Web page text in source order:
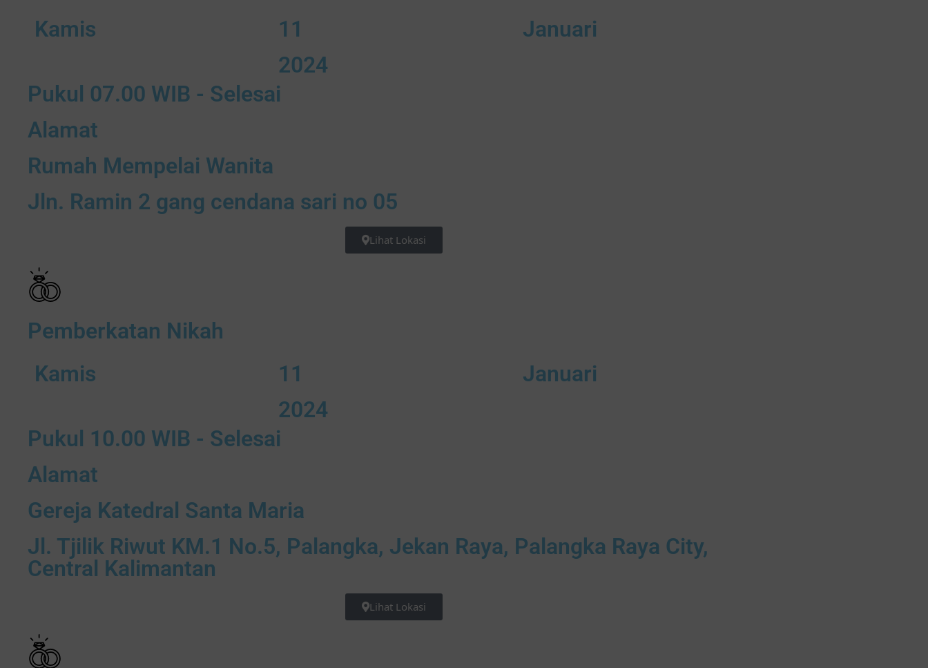
Kamis
11
2024
Januari
Pukul 07.00 WIB - Selesai
Alamat
Rumah Mempelai Wanita
Jln. Ramin 2 gang cendana sari no 05
Lihat Lokasi
Pemberkatan Nikah
Kamis
11
2024
Januari
Pukul 10.00 WIB - Selesai
Alamat
Gereja Katedral Santa Maria
Jl. Tjilik Riwut KM.1 No.5, Palangka, Jekan Raya, Palangka Raya City,
Central Kalimantan
Lihat Lokasi